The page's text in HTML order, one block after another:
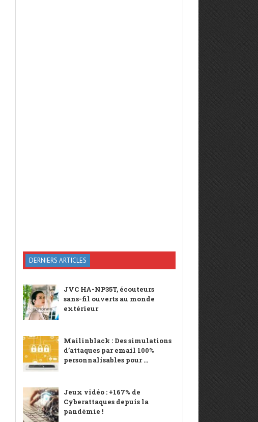
DERNIERS ARTICLES
JVC HA-NP35T, écouteurs
sans-fil ouverts au monde
extérieur
Mailinblack : Des simulations
d’attaques par email 100%
personnalisables pour ...
Jeux vidéo : +167% de
Cyberattaques depuis la
pandémie !